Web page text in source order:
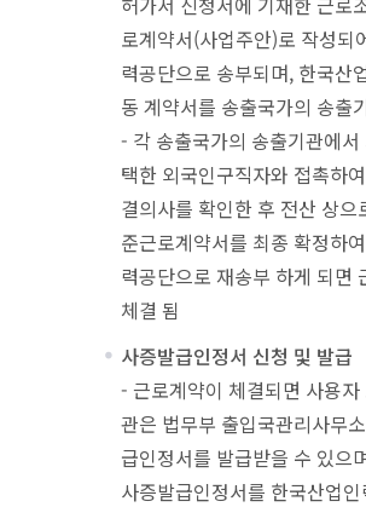
로계약서(사업주안)로 작성되
력공단으로 송부되며, 한국산
동 계약서를 송출국가의 송출
- 각 송출국가의 송출기관에서
택한 외국인구직자와 접촉하
결의사를 확인한 후 전산 상으
준근로계약서를 최종 확정하
력공단으로 재송부 하게 되면
체결 됨
사증발급인정서 신청 및 발급
- 근로계약이 체결되면 사용자
관은 법무부 출입국관리사무
급인정서를 발급받을 수 있으
사증발급인정서를 한국산업